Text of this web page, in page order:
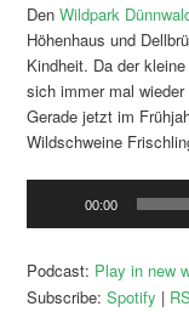
DenWildpark
Höhenhaus und
Kindheit. Da der
sich immer mal
Gerade jetzt im
Wildschweine
00:00
Podcast: Play in new
Subscribe:Spotify |